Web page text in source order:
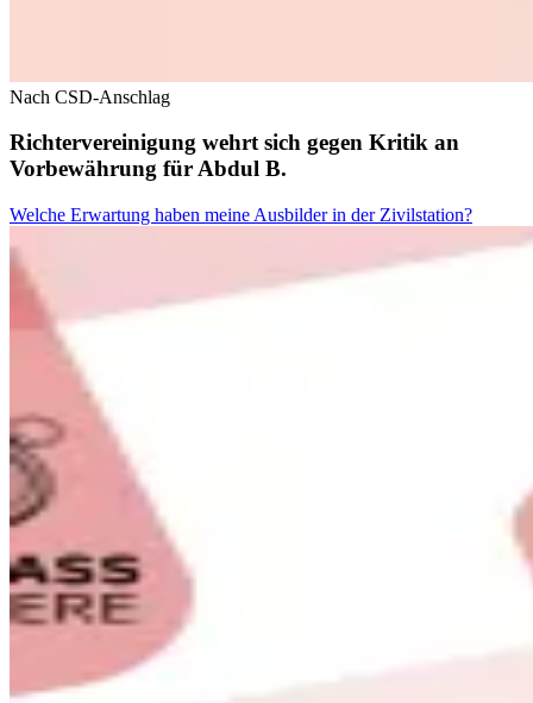
Nach CSD-Anschlag
Richtervereinigung wehrt sich gegen Kritik an
Vorbewährung für Abdul B.
Welche Erwartung haben meine Ausbilder in der Zivilstation?